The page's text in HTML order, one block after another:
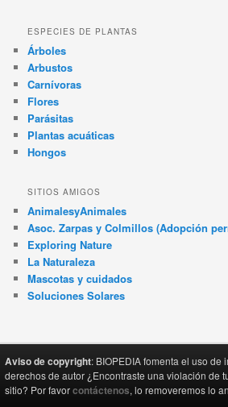
ESPECIES DE PLANTAS
Árboles
Arbustos
Carnívoras
Flores
Parásitas
Plantas acuáticas
Hongos
SITIOS AMIGOS
AnimalesyAnimales
Asoc. Zarpas y Colmillos (Adopción
Exploring Nature
La Naturaleza
Mascotas y cuidados
Soluciones Solares
Aviso de copyright: BIOPEDIA fomenta el uso
derechos de autor ¿Encontraste una violación de
sitio? Por favorcontáctenos, lo removeremos lo